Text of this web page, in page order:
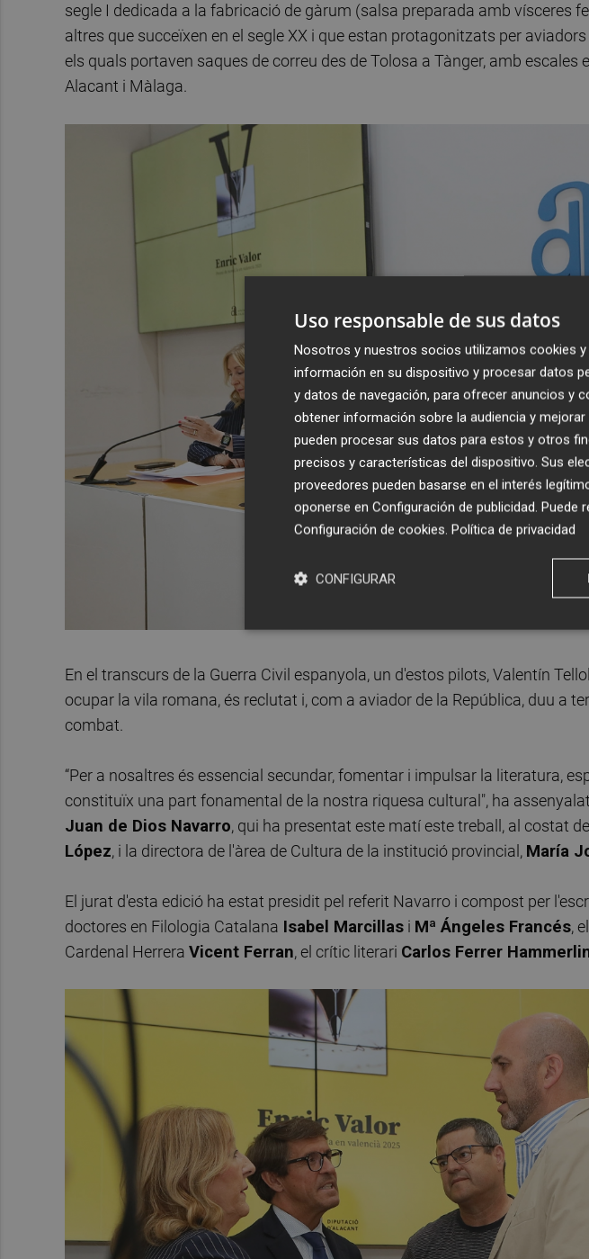
segle I dedicada a la fabricació de gàrum (salsa preparada amb vísceres
altres que succeïxen en el segle XX i que estan protagonitzats per
els quals portaven saques de correu des de Tolosa a Tànger, amb escales
Alacant i Màlaga.
En el transcurs de la Guerra Civil espanyola, un d'estos pilots, Valentín
ocupar la vila romana, és reclutat i, com a aviador de la República, duu a
combat.
“Per a nosaltres és essencial secundar, fomentar i impulsar la literatura,
constituïx una part fonamental de la nostra riquesa cultural", ha
Juan de Dios Navarro, qui ha presentat este matí este treball, al costat
López, i la directora de l'àrea de Cultura de la institució provincial, María
El jurat d'esta edició ha estat presidit pel referit Navarro i compost per
doctores en Filologia Catalana Isabel Marcillas i Mª Ángeles Francés,
Cardenal Herrera Vicent Ferran, el crític literari Carlos Ferrer
Uso responsable de sus datos
Nosotros y nuestros socios utilizamos cookies
información en su dispositivo y procesar datos
y datos de navegación, para ofrecer anuncios y
obtener información sobre la audiencia y
pueden procesar sus datos para estos y otros
precisos y características del dispositivo. Sus
proveedores pueden basarse en el interés
oponerse en Configuración de publicidad. Puede
Configuración de cookies. Política de privacidad
CONFIGURAR